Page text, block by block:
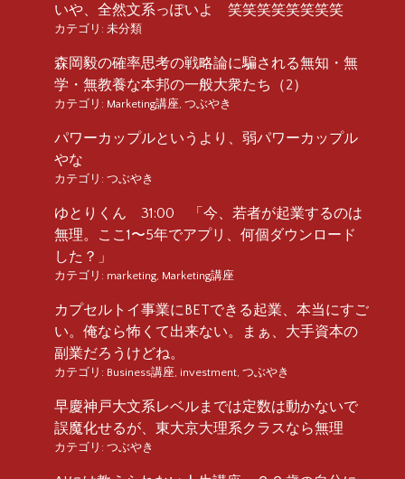
いや、全然文系っぽいよ 笑笑笑笑笑笑笑笑
カテゴリ: 未分類
森岡毅の確率思考の戦略論に騙される無知・無
学・無教養な本邦の一般大衆たち（2）
カテゴリ: Marketing講座 つぶやき
パワーカップルというより、弱パワーカップル
やな
カテゴリ: つぶやき
ゆとりくん 31:00 「今、若者が起業するのは
無理。ここ1〜5年でアプリ、何個ダウンロード
した？」
カテゴリ: marketing Marketing講座
カプセルトイ事業にBETできる起業、本当にすご
い。俺なら怖くて出来ない。まぁ、大手資本の
副業だろうけどね。
カテゴリ: Business講座 investment つぶやき
早慶神戸大文系レベルまでは定数は動かないで
誤魔化せるが、東大京大理系クラスなら無理
カテゴリ: つぶやき